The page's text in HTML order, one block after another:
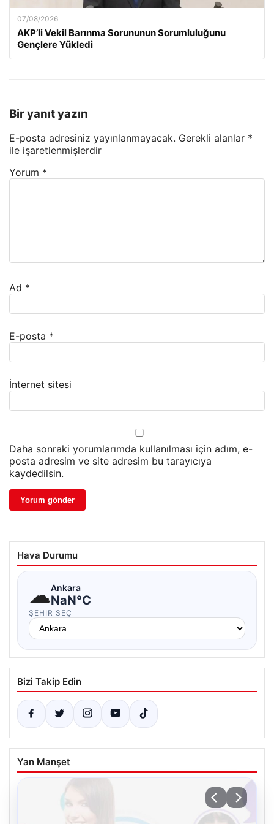
07/08/2026
AKP’li Vekil Barınma Sorununun Sorumluluğunu
Gençlere Yükledi
Bir yanıt yazın
E-posta adresiniz yayınlanmayacak. Gerekli alanlar *
ile işaretlenmişlerdir
Yorum *
Ad *
E-posta *
İnternet sitesi
Daha sonraki yorumlarımda kullanılması için adım, e-
posta adresim ve site adresim bu tarayıcıya
kaydedilsin.
Hava Durumu
☁Ankara
NaN°C
ŞEHIR SEÇ
Bizi Takip Edin
Yan Manşet